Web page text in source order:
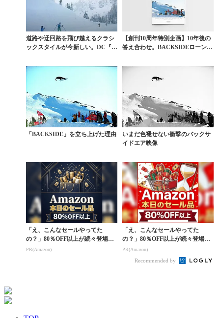
道路や迂回路を飛び越えるクラシ
ックスタイルが今新しい。DC『O
【創刊10周年特別企画】10年後の
答え合わせ。BACKSIDEローンチ
「BACKSIDE」を立ち上げた理由
いまだ色褪せない衝撃のバックサ
イドエア映像
「え、こんなセールやってた
の？」80％OFF以上が続々登場！
Amazonの本気が...
PR(Amazon)
「え、こんなセールやってた
の？」80％OFF以上が続々登場！
Amazonの本気が...
PR(Amazon)
Recommended by